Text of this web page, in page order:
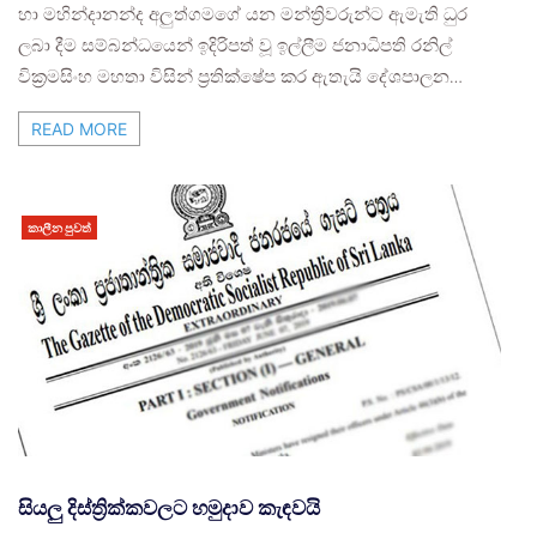
හා මහින්දානන්ද අලුත්ගමගේ යන මන්ත්‍රිවරුන්ට ඇමැති ධුර
ලබා දීම සම්බන්ධයෙන් ඉදිරිපත් වූ ඉල්ලීම ජනාධිපති රනිල්
වික්‍රමසිංහ මහතා විසින් ප්‍රතික්ෂේප කර ඇතැයි දේශපාලන…
READ MORE
කාලීන පුවත්
සියලු දිස්ත්‍රික්කවලට හමුදාව කැඳවයි